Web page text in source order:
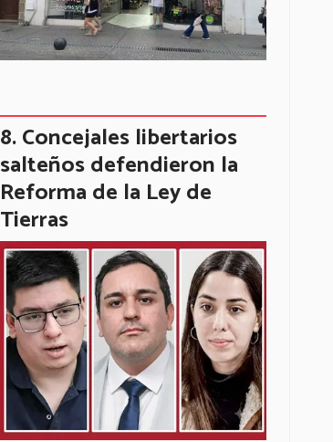
Concejales libertarios
salteños defendieron la
Reforma de la Ley de
Tierras